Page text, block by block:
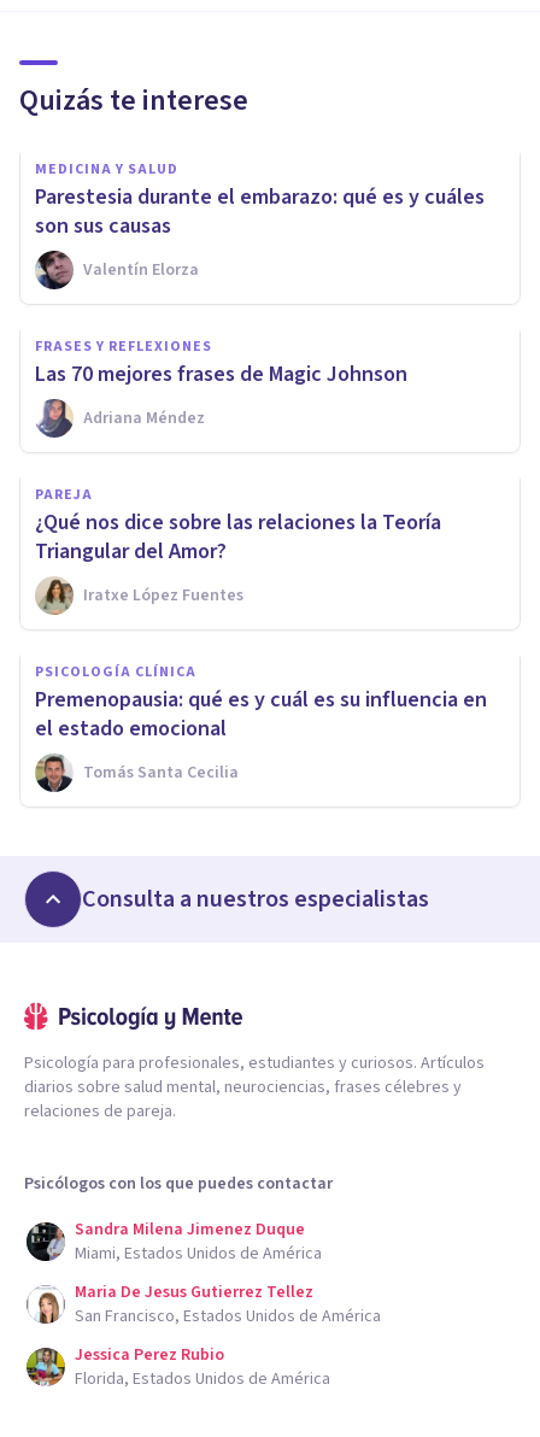
Quizás te interese
MEDICINA Y SALUD
Parestesia durante el embarazo: qué es y cuáles
son sus causas
Valentín Elorza
FRASES Y REFLEXIONES
Las 70 mejores frases de Magic Johnson
Adriana Méndez
PAREJA
¿Qué nos dice sobre las relaciones la Teoría
Triangular del Amor?
Iratxe López Fuentes
PSICOLOGÍA CLÍNICA
Premenopausia: qué es y cuál es su influencia en
el estado emocional
Tomás Santa Cecilia
Consulta a nuestros especialistas
Psicología para profesionales, estudiantes y curiosos. Artículos
diarios sobre salud mental, neurociencias, frases célebres y
relaciones de pareja.
Psicólogos con los que puedes contactar
Sandra Milena Jimenez Duque
Miami, Estados Unidos de América
Maria De Jesus Gutierrez Tellez
San Francisco, Estados Unidos de América
Jessica Perez Rubio
Florida, Estados Unidos de América